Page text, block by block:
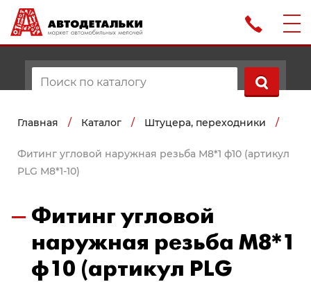
Главная / Каталог / Штуцера, переходники /
Фитинг угловой наружная резьба М8*1 ф10 (артикул
PLG М8*1-10)
Фитинг угловой
наружная резьба М8*1
ф10 (артикул PLG